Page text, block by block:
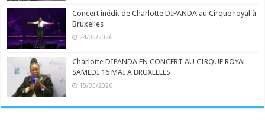
Concert inédit de Charlotte DIPANDA au Cirque royal à
Bruxelles
24/05/2026
Charlotte DIPANDA EN CONCERT AU CIRQUE ROYAL
SAMEDI 16 MAI A BRUXELLES
15/05/2026